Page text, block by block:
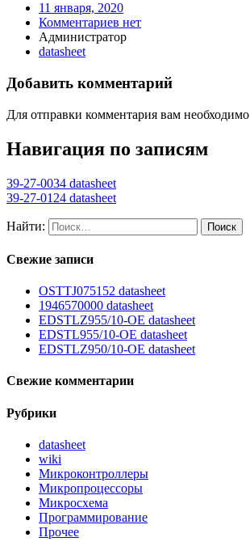
11 января, 2020
Комментариев нет
Администратор
datasheet
Добавить комментарий
Для отправки комментария вам необходимо
Навигация по записям
39-27-0034 datasheet
39-27-0124 datasheet
Найти:
Свежие записи
OSTTJ075152 datasheet
1946570000 datasheet
EDSTLZ955/10-OE datasheet
EDSTL955/10-OE datasheet
EDSTLZ950/10-OE datasheet
Свежие комментарии
Рубрики
datasheet
wiki
Микроконтроллеры
Микропроцессоры
Микросхема
Программирование
Прочее